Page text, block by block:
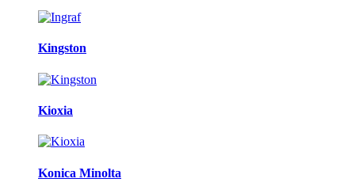
Kingston
Kioxia
Konica Minolta